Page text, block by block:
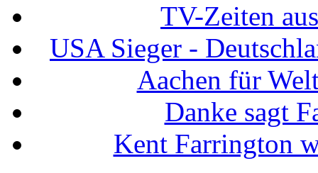
TV-Zeiten
USA Sieger -
Aachen für
Danke sagt
Kent Farrington